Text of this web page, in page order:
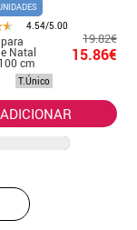
4.54/5.00
Natal
cm
19.82€
15.86€
T.Único
ADICIONAR